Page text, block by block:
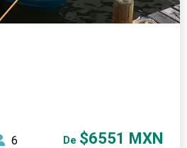
6 De $6551 MXN